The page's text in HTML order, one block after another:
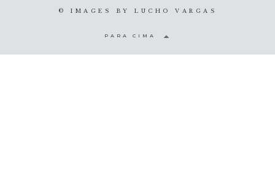
© IMAGES BY LUCHO VARGAS
PARA CIMA